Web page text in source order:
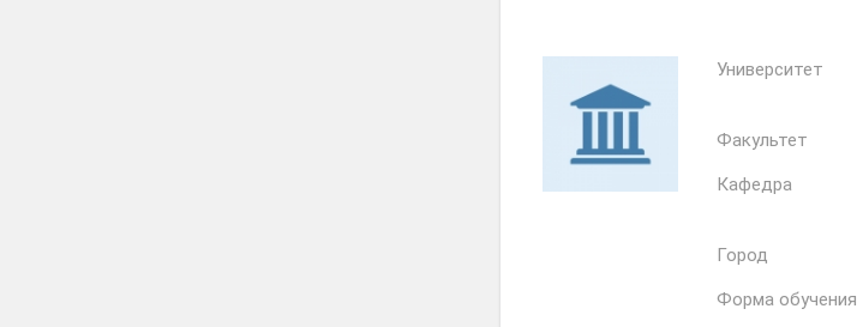
Университет
Факультет
Кафедра
Город
Форма обучения